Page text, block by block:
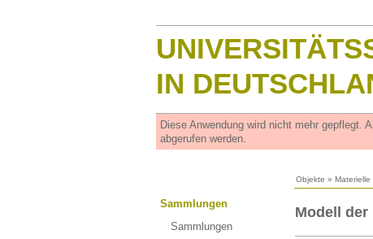
IN
Diese Anwendung wird nicht mehr gepflegt.
abgerufen werden.
Objekte » Materielle
Sammlungen
Sammlungen
Modell